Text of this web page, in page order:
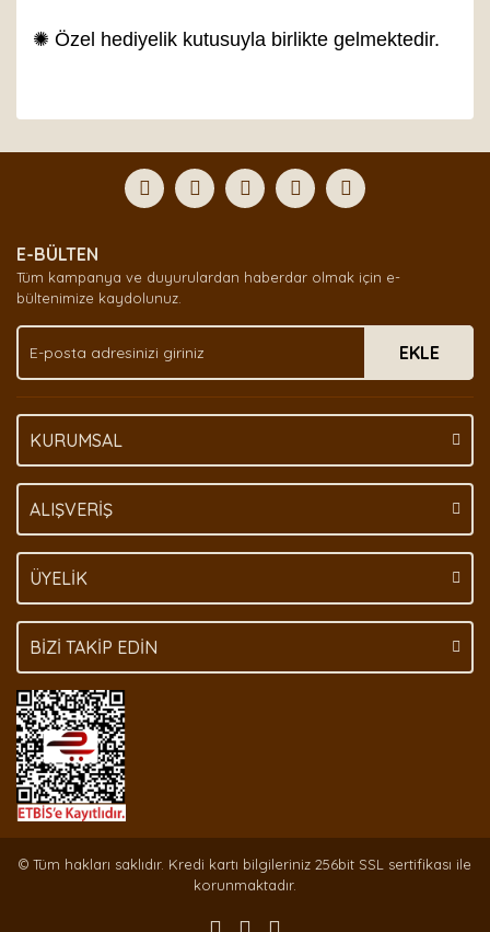
✺ Özel hediyelik kutusuyla birlikte gelmektedir.
Yorum Yaz
formunu kullanarak tarafımıza iletebilirsiniz.
Görüş ve önerileriniz için teşekkür ederiz.
Ürün açıklamasında eksik bilgiler bulunuyor.
Ürün bilgilerinde hatalar bulunuyor.
Bu ürüne benzer farklı alternatifler olmalı.
E-BÜLTEN
Tüm kampanya ve duyurulardan haberdar olmak için e-
bültenimize kaydolunuz.
EKLE
KURUMSAL
ALIŞVERİŞ
ÜYELİK
BİZİ TAKİP EDİN
© Tüm hakları saklıdır. Kredi kartı bilgileriniz 256bit SSL sertifikası ile
korunmaktadır.